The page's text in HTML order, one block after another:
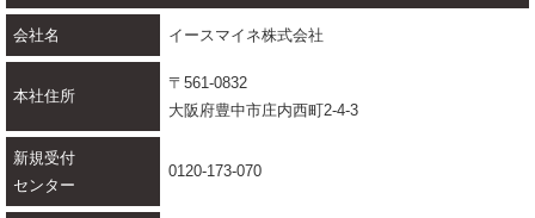
会社名 イースマイネ株式会社
本社住所
〒561-0832
大阪府豊中市庄内西町2-4-3
新規受付
センター
0120-173-070